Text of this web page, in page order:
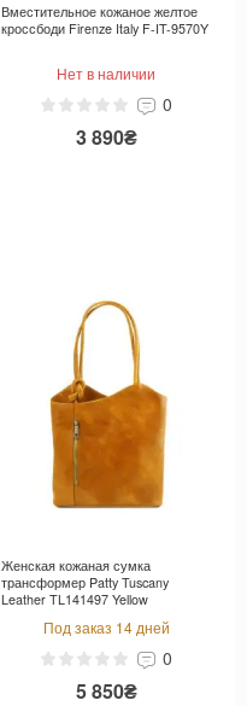
Вместительное кожаное желтое
кроссбоди Firenze Italy F-IT-9570Y
Нет в наличии
0
3 890₴
Женская кожаная сумка
трансформер Patty Tuscany
Leather TL141497 Yellow
Под заказ 14 дней
0
5 850₴